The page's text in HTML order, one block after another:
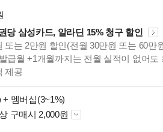
당 삼성카드, 알라딘 15% 청구 할인
또는 2만원 할인(전월 30만원 또는 60만
급월 +1개월까지는 전월 실적이 없어도
제공
+ 멤버십(3~1%)
구매시 2,000원